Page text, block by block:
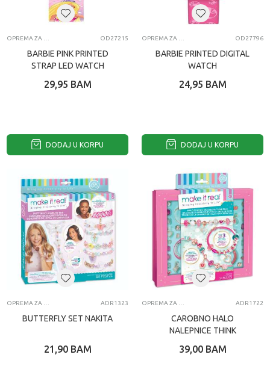
OD27215
BARBIE PINK PRINTED
STRAP LED WATCH
29,95 BAM
DODAJ U KORPU
OD27796
BARBIE PRINTED DIGITAL
WATCH
24,95 BAM
DODAJ U KORPU
ADR1323
BUTTERFLY SET NAKITA
21,90 BAM
ADR1722
CAROBNO HALO
NALEPNICE THINK
39,00 BAM